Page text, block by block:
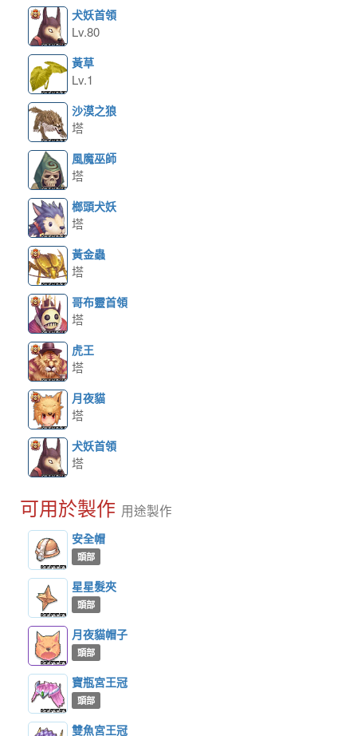
犬妖首領
Lv.80
黃草
Lv.1
沙漠之狼
塔
風魔巫師
塔
榔頭犬妖
塔
黃金蟲
塔
哥布靈首領
塔
虎王
塔
月夜貓
塔
犬妖首領
塔
可用於製作 用途製作
安全帽
頭部
星星髮夾
頭部
月夜貓帽子
頭部
寶瓶宮王冠
頭部
雙魚宮王冠